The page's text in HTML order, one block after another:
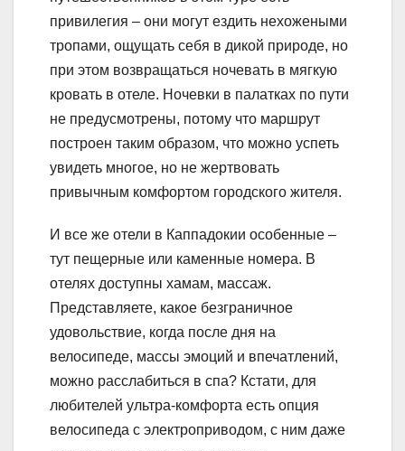
привилегия – они могут ездить нехожеными
тропами, ощущать себя в дикой природе, но
при этом возвращаться ночевать в мягкую
кровать в отеле. Ночевки в палатках по пути
не предусмотрены, потому что маршрут
построен таким образом, что можно успеть
увидеть многое, но не жертвовать
привычным комфортом городского жителя.
И все же отели в Каппадокии особенные –
тут пещерные или каменные номера. В
отелях доступны хамам, массаж.
Представляете, какое безграничное
удовольствие, когда после дня на
велосипеде, массы эмоций и впечатлений,
можно расслабиться в спа? Кстати, для
любителей ультра-комфорта есть опция
велосипеда с электроприводом, с ним даже